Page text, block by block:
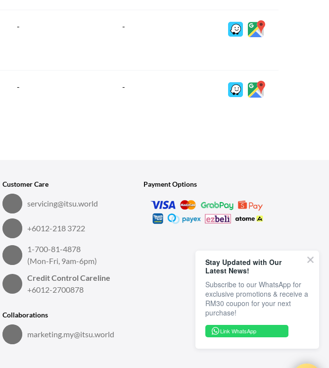
- -
- -
Customer Care
servicing@itsu.world
+6012-218 3722
1-700-81-4878
(Mon-Fri, 9am-6pm)
Credit Control Careline
+6012-2700878
Collaborations
marketing.my@itsu.world
Payment Options
Stay Updated with Our
Latest News!
Subscribe to our WhatsApp for
exclusive promotions & receive a
RM30 coupon for your next
Link WhatsApp